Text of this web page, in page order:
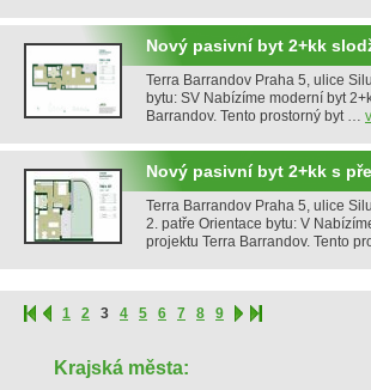
Nový pasivní byt 2+kk
Terra Barrandov Praha 5, ulice
bytu: SV Nabízíme moderní byt
Barrandov. Tento prostorný byt …
Nový pasivní byt 2+kk s
Terra Barrandov Praha 5, ulice
2. patře Orientace bytu: V
projektu Terra Barrandov. Tento
1 2 3 4 5 6 7 8 9
Krajská města: